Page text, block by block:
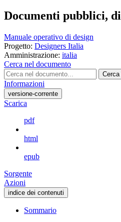
Documenti pubblici,
Manuale operativo di design
Progetto: Designers Italia
Amministrazione: italia
Cerca nel documento
Informazioni
versione-corrente
Scarica
pdf
html
epub
Sorgente
Azioni
indice dei contenuti
Sommario